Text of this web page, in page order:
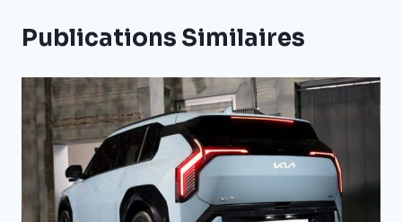
Publications Similaires